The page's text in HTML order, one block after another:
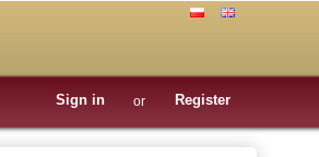
Sign in or Register